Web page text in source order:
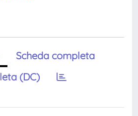
Scheda completa
(DC)